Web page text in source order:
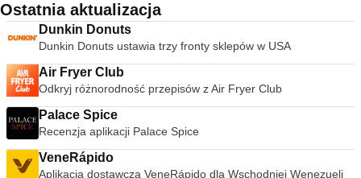
Ostatnia aktualizacja
Dunkin Donuts
Dunkin Donuts ustawia trzy fronty sklepów w USA
Air Fryer Club
Odkryj różnorodność przepisów z Air Fryer Club
Palace Spice
Recenzja aplikacji Palace Spice
VeneRápido
Aplikacja dostawcza VeneRápido dla Wschodniej Wenezueli